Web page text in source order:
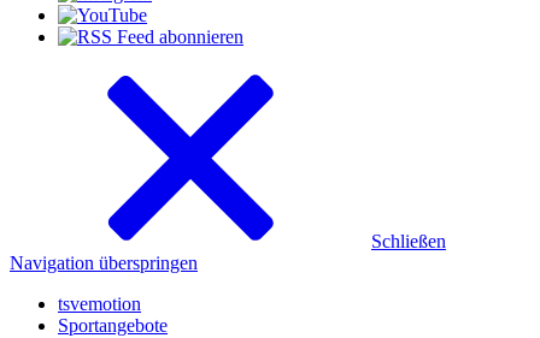
Schließen
Navigation überspringen
tsvemotion
Sportangebote